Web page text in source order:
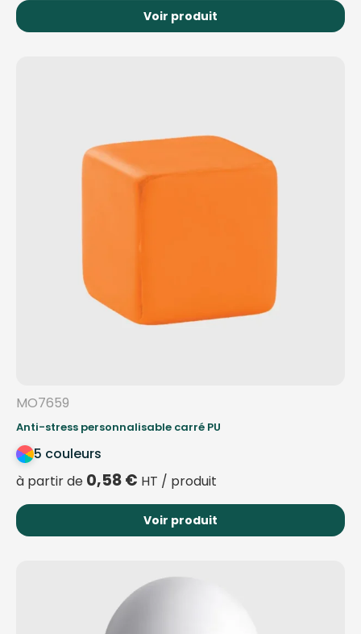
Voir produit
MO7659
Anti-stress personnalisable carré PU
5 couleurs
à partir de 0,58€ HT / produit
Voir produit